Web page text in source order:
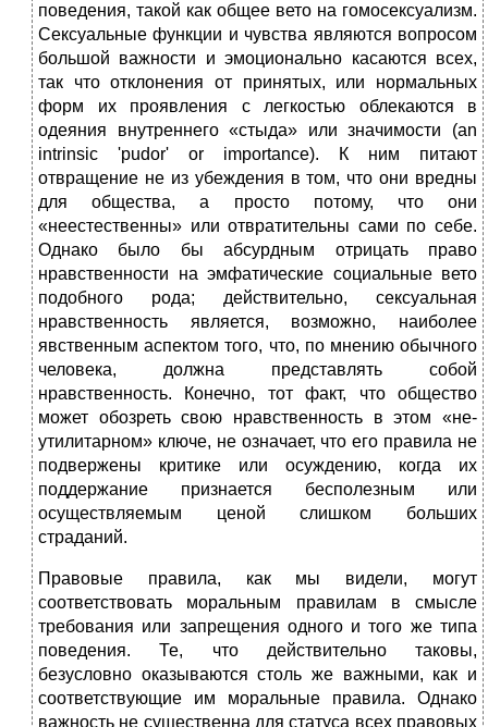
поведения, такой как общее вето на гомосексуализм.
Сексуальные функции и чувства являются вопросом
большой важности и эмоционально касаются всех,
так что отклонения от принятых, или нормальных
форм их проявления с легкостью облекаются в
одеяния внутреннего «стыда» или значимости (an
intrinsic 'pudor' or importance). К ним питают
отвращение не из убеждения в том, что они вредны
для общества, а просто потому, что они
«неестественны» или отвратительны сами по себе.
Однако было бы абсурдным отрицать право
нравственности на эмфатические социальные вето
подобного рода; действительно, сексуальная
нравственность является, возможно, наиболее
явственным аспектом того, что, по мнению обычного
человека, должна представлять собой
нравственность. Конечно, тот факт, что общество
может обозреть свою нравственность в этом «не-
утилитарном» ключе, не означает, что его правила не
подвержены критике или осуждению, когда их
поддержание признается бесполезным или
осуществляемым ценой слишком больших
страданий.
Правовые правила, как мы видели, могут
соответствовать моральным правилам в смысле
требования или запрещения одного и того же типа
поведения. Те, что действительно таковы,
безусловно оказываются столь же важными, как и
соответствующие им моральные правила. Однако
важность не существенна для статуса всех правовых